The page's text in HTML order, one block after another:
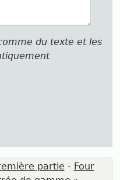
du texte et les
partie - Four